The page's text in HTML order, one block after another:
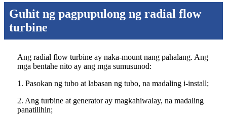
Guhit ng pagpupulong ng radial flow
turbine
Ang radial flow turbine ay naka-mount nang pahalang. Ang
mga bentahe nito ay ang mga sumusunod:
1. Pasokan ng tubo at labasan ng tubo, na madaling i-install;
2. Ang turbine at generator ay magkahiwalay, na madaling
panatilihin;